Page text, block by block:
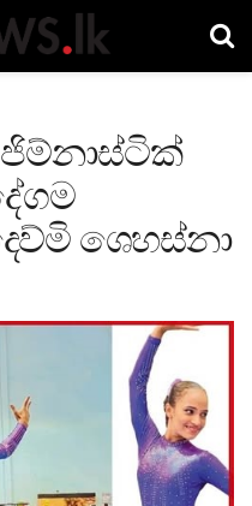
ශෙහස්නා